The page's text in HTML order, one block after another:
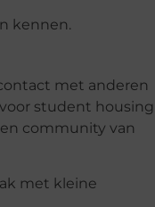
kennen.
met anderen
student housing
community van
met kleine